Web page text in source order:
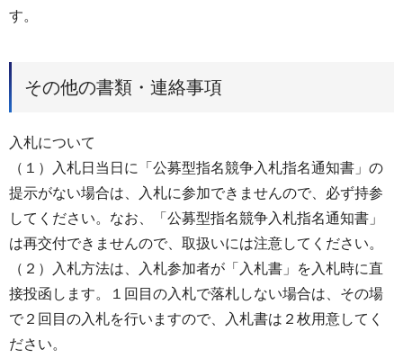
す。
その他の書類・連絡事項
入札について
（１）入札日当日に「公募型指名競争入札指名通知書」の
提示がない場合は、入札に参加できませんので、必ず持参
してください。なお、「公募型指名競争入札指名通知書」
は再交付できませんので、取扱いには注意してください。
（２）入札方法は、入札参加者が「入札書」を入札時に直
接投函します。１回目の入札で落札しない場合は、その場
で２回目の入札を行いますので、入札書は２枚用意してく
ださい。